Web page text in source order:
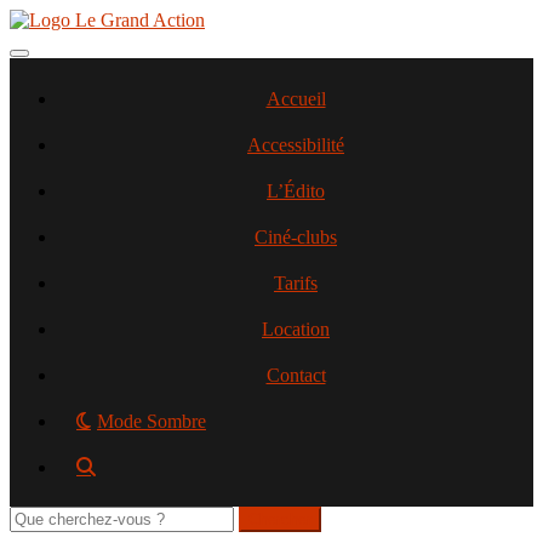
Aller
contenu
Toggle navigation
Accueil
Accessibilité
L’Édito
Ciné-clubs
Tarifs
Location
Contact
Mode Sombre
Rechercher
sur